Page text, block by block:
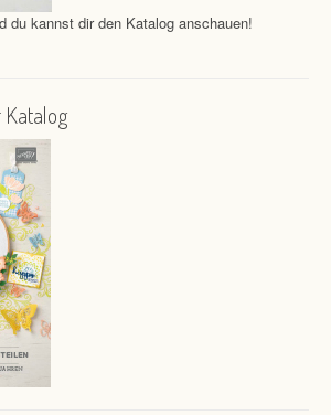
du kannst dir den Katalog anschauen!
Katalog